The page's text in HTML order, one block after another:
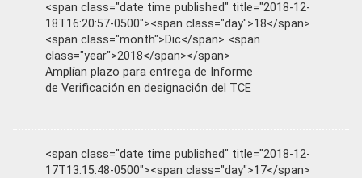
<span class="date time published" title="2018-12-
18T16:20:57-0500"><span class="day">18</span>
<span class="month">Dic</span> <span
class="year">2018</span></span>
Amplían plazo para entrega de Informe
de Verificación en designación del TCE
<span class="date time published" title="2018-12-
17T13:15:48-0500"><span class="day">17</span>